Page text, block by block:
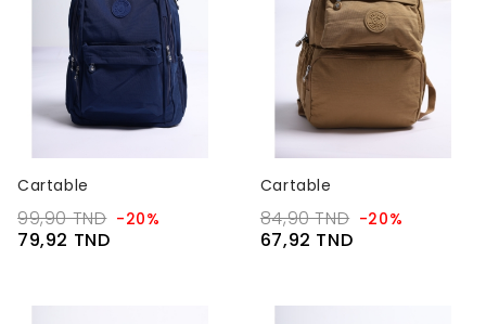
Cartable
99,90 TND -20%
79,92 TND
Cartable
84,90 TND -20%
67,92 TND